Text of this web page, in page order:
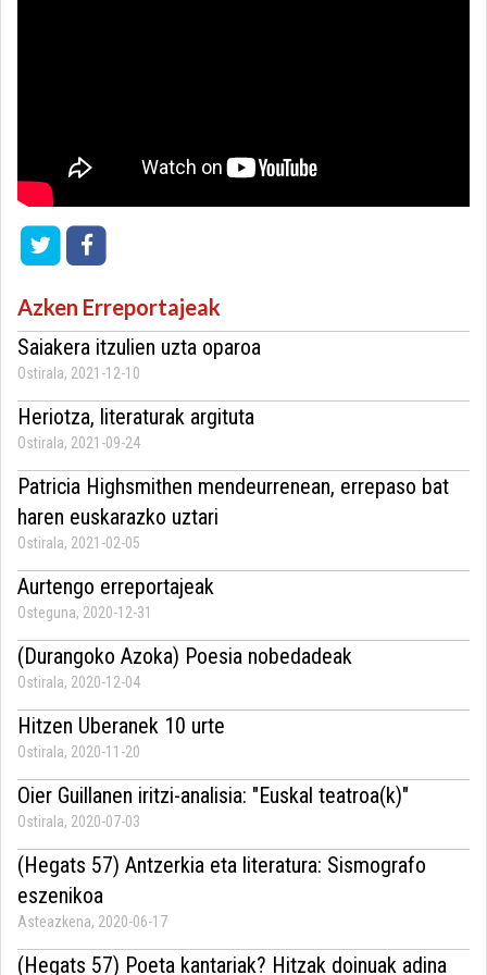
Azken Erreportajeak
Saiakera itzulien uzta oparoa
Ostirala, 2021-12-10
Heriotza, literaturak argituta
Ostirala, 2021-09-24
Patricia Highsmithen mendeurrenean, errepaso bat
haren euskarazko uztari
Ostirala, 2021-02-05
Aurtengo erreportajeak
Osteguna, 2020-12-31
(Durangoko Azoka) Poesia nobedadeak
Ostirala, 2020-12-04
Hitzen Uberanek 10 urte
Ostirala, 2020-11-20
Oier Guillanen iritzi-analisia: "Euskal teatroa(k)"
Ostirala, 2020-07-03
(Hegats 57) Antzerkia eta literatura: Sismografo
eszenikoa
Asteazkena, 2020-06-17
(Hegats 57) Poeta kantariak? Hitzak doinuak adina